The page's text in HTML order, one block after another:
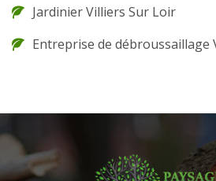
Jardinier Villiers Sur Loir
Entreprise de débroussaillage